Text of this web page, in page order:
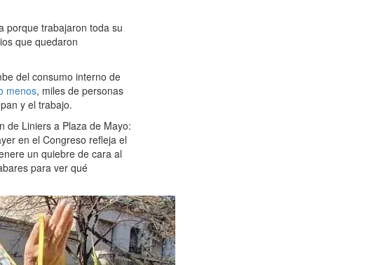
porque trabajaron toda su
que quedaron
del consumo interno de
menos, miles de personas
y el trabajo.
de Liniers a Plaza de Mayo:
en el Congreso refleja el
un quiebre de cara al
para ver qué